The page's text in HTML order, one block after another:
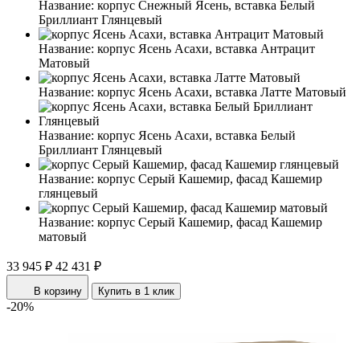
Название: корпус Снежный Ясень, вставка Белый
Бриллиант Глянцевый
Название: корпус Ясень Асахи, вставка Антрацит
Матовый
Название: корпус Ясень Асахи, вставка Латте Матовый
Название: корпус Ясень Асахи, вставка Белый
Бриллиант Глянцевый
Название: корпус Серый Кашемир, фасад Кашемир
глянцевый
Название: корпус Серый Кашемир, фасад Кашемир
матовый
33 945 ₽ 42 431 ₽
В корзину Купить в 1 клик
-20%